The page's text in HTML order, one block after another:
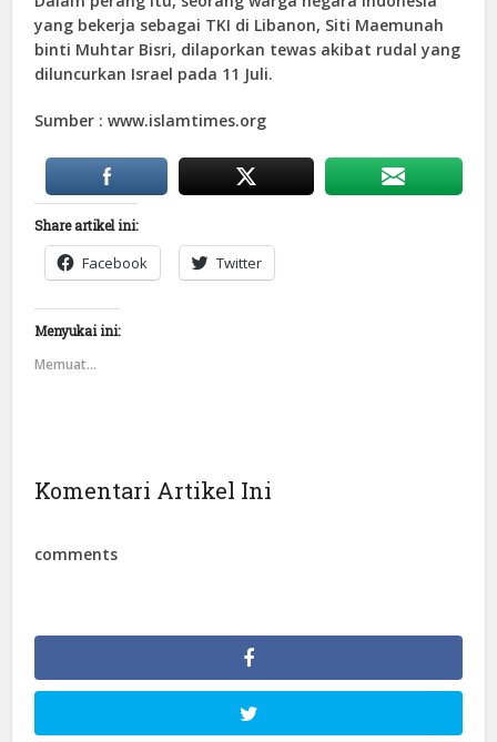
yang bekerja sebagai TKI di Libanon, Siti Maemunah
binti Muhtar Bisri, dilaporkan tewas akibat rudal yang
diluncurkan Israel pada 11 Juli.
Sumber : www.islamtimes.org
Share artikel ini:
Facebook Twitter
Menyukai ini:
Memuat...
Komentari Artikel Ini
comments